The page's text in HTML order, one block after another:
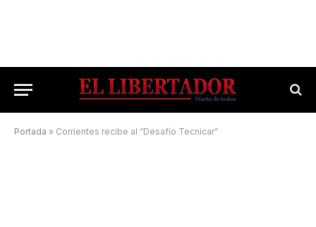
Portada » Corrientes recibe al “Desafío Tecnicar”